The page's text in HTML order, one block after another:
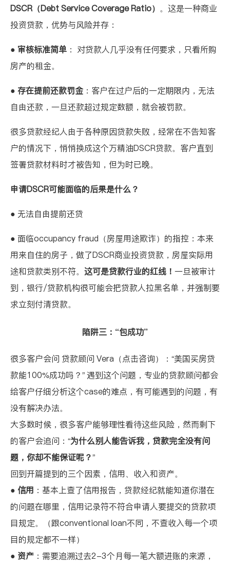
DSCR（Debt Service Coverage Ratio） 。这是一种商业
投资贷款，优势与风险并存：
● 审核标准简单 ： 对贷款人几乎没有任何要求，只看所购
房产的租金。
● 存在提前还款罚金 ：客户在过户后的一定期限内，无法
自由还款，一旦还款超过规定数额，就会被罚款。
很多贷款经纪人由于各种原因贷款失败，经常在不告知客
户的情况下，悄悄换成这个万精油DSCR贷款。客户直到
签署贷款材料时才被告知，但为时已晚。
申请DSCR可能面临的后果是什么？
● 无法自由提前还贷
● 面临occupancy fraud（房屋用途欺诈）的指控：本来
用来自住的房子，做了DSCR商业投资贷款，房屋实际用
途和贷款类别不符。 这可是贷款行业的红线！ 一旦被审计
到，银行/贷款机构很可能会把贷款人拉黑名单，并强制要
求立刻付清贷款。
陷阱三：“包成功”
很多客户会问 贷款顾问 Vera（点击咨询）
：“美国买房贷
款能100%成功吗？” 遇到这个问题，专业的贷款顾问都会
给客户仔细分析这个case的难点，有可能遇到的问题，有
没有解决办法。
大多数时候，很多客户能够理性看待这些风险，然而剩下
的客户会追问：“为什么别人能告诉我，贷款完全没有问
题，你却不能保证呢？”
回到开篇提到的三个因素，信用、收入和资产。
● 信用 ：基本上查了信用报告，贷款经纪就能知道你潜在
的问题在哪里，信用记录符不符合申请人要提交的贷款项
目规定。（跟conventional loan不同，不查收入每一个项
目的规定都不一样）
● 资产 ：需要追溯过去2-3个月每一笔大额进账的来源，